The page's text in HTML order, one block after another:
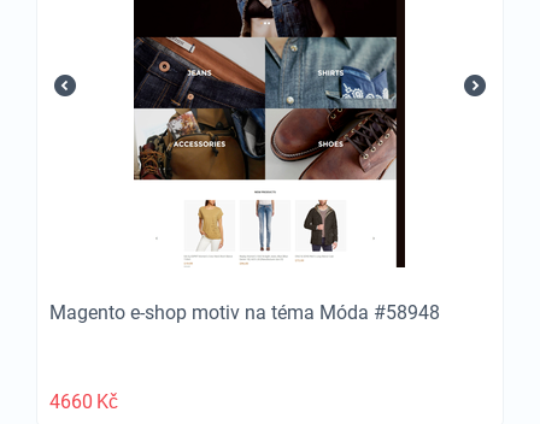
Magento e-shop motiv na téma Móda #58948
4660 Kč